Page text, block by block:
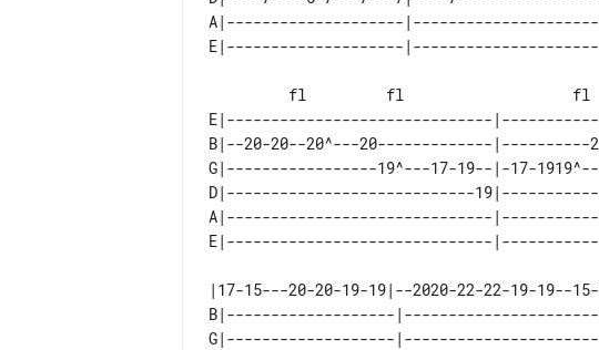
A|--------------------
E|------------------------------
B|--20-20--20^---20-------------
G|-----------------19^---17-19--|-17-
D|----------------------------
A|------------------------------
|17-15---20-20-19-19|--2020-22-22-19-
B|-------------------
G|-------------------